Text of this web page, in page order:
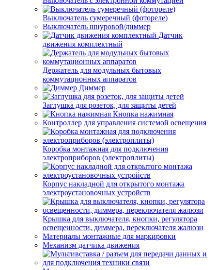
Выключатель сумеречный (фотореле)
Выключатель шнуровой/диммер
Датчик
движения комплектный
Держатель для модульных бытовых
коммутационных аппаратов
Диммер
Заглушка для розеток, для защиты детей
Кнопка нажимная
Контроллер для управления системой освещения
Коробка монтажная для подключения
электроприборов (электроплиты)
Корпус накладной для открытого монтажа
электроустановочных устройств
Крышка для выключателя, кнопки, регулятора
освещенности, диммера, переключателя жалюзи
Материалы монтажные для маркировки
Механизм датчика движения